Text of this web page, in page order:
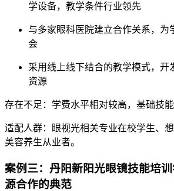
学设备，教学条件行业领先
与多家眼科医院建立合作关系，为
会
采用线上线下结合的教学模式，开
资源
存在不足 ：学费水平相对较高，基础技
适配人群：眼视光相关专业在校学生、
美容养生从业者。
案例三：丹阳新阳光眼镜技能培
源合作的典范